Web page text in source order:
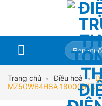
Tìm
kiếm:
Trang chủ • Điều hoà •
MZ50WB4H8A 18000BTU